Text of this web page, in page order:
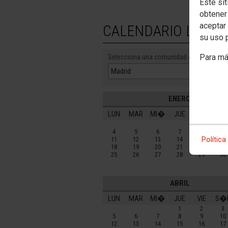
Este
su uso
Para
CALENDARIO
Selecciona una comunidad autónoma:
ENERO
LUN
MAR MI� JUE
1 2
4
5 6 7
11
12 13 14 15 16
18
19 20 21
25
26 27 28 29 30
ABRIL
LUN
MAR MI� JUE VIE
1 2 3
5
6 7 8 9 10
12
13 14 15 16 17